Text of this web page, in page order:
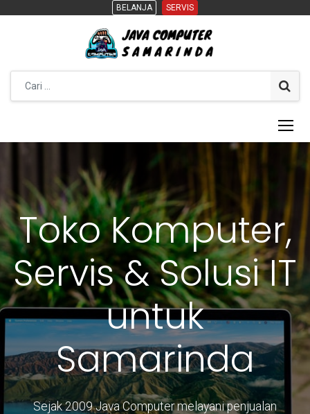
BELANJA SERVIS
BELANJA SERVIS
Toko Komputer,
Servis & Solusi IT
untuk
Samarinda
Sejak 2009 Java Computer melayani penjualan